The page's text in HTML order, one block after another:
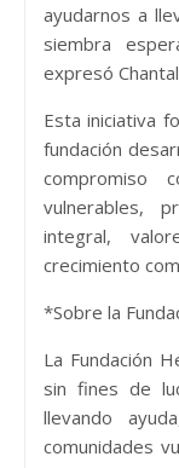
ayudarnos a
siembra
expresó
Esta iniciativa
fundación
compromiso
vulnerables,
integral,
crecimiento
*Sobre la
La Fundación
sin fines de
llevando
comunidades